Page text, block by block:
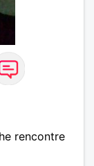
rencontre